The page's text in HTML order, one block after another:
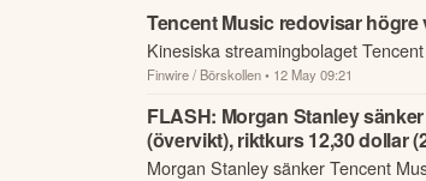
Tencent Music redovisar högre
Kinesiska streamingbolaget
än förväntat under det första kvartalet.
Finwire / Börskollen• 12 May 09:21
FLASH: Morgan Stanley
(övervikt), riktkurs 12,30 dollar
Morgan Stanley sänker Tencent